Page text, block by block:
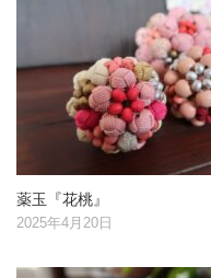
薬玉『花桃』
2025年4月20日